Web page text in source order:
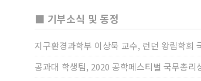
■ 기부소식 및 동정
공과대 학생팀, 2020 공학페스티벌 국무총리